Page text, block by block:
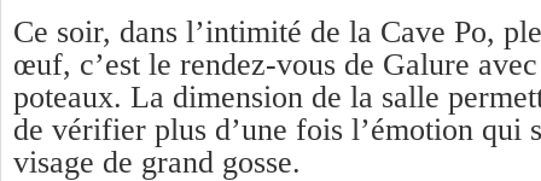
Ce soir, dans l’intimité de la Cave Po,
œuf, c’est le rendez-vous de Galure
poteaux. La dimension de la salle
de vérifier plus d’une fois l’émotion qui
visage de grand gosse.